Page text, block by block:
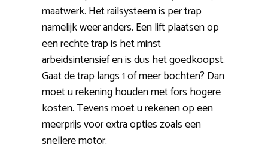
maatwerk. Het railsysteem is per trap
namelijk weer anders. Een lift plaatsen op
een rechte trap is het minst
arbeidsintensief en is dus het goedkoopst.
Gaat de trap langs 1 of meer bochten? Dan
moet u rekening houden met fors hogere
kosten. Tevens moet u rekenen op een
meerprijs voor extra opties zoals een
snellere motor.